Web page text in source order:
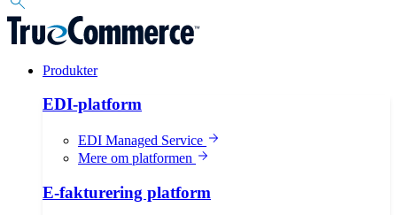
Produkter
EDI-platform
EDI Managed Service
Mere om platformen
E-fakturering platform